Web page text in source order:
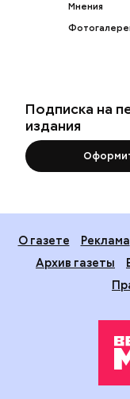
Мнения
Подписка на
издания
О газете Реклама
Архив газеты